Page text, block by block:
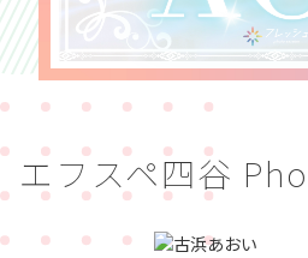
エフスペ四谷